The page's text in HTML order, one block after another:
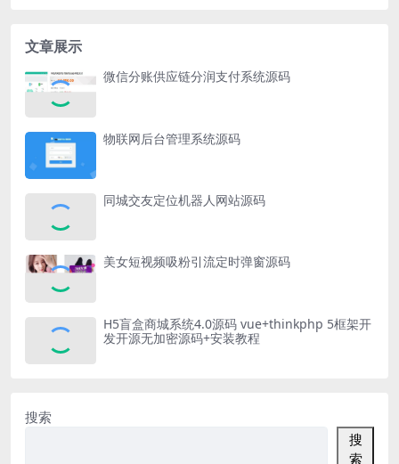
文章展示
微信分账供应链分润支付系统源码
物联网后台管理系统源码
同城交友定位机器人网站源码
美女短视频吸粉引流定时弹窗源码
H5盲盒商城系统4.0源码 vue+thinkphp 5框架开
发开源无加密源码+安装教程
搜索
搜
索